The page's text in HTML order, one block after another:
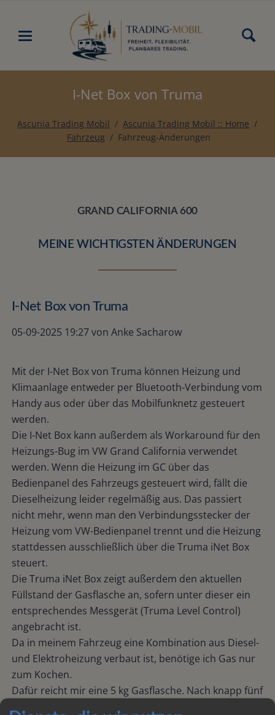
I-Net Box von Truma
Ascunia Trading Mobil
Ascunia Trading Mobil :: Home
Fahrzeug
Fahrzeug-Änderungen
GRAND CALIFORNIA 600
MEINE WICHTIGSTEN ÄNDERUNGEN
I-Net Box von Truma
05-09-2025 19:27von Anke Sacharow
Mit der I-Net Box von Truma können Heizung und
Klimaanlage entweder per Bluetooth-Verbindung vom
Handy aus oder über das Mobilfunknetz gesteuert
werden.
Die I-Net Box kann außerdem als Workaround für den
Heizungs-Bug im VW Grand California verwendet
werden. Wenn die Heizung im GC über das
Bedienpanel des Fahrzeugs gesteuert wird, fällt die
Dieselheizung leider regelmäßig aus. Das passiert
nicht mehr, wenn man den Verbindungsstecker der
Heizung vom VW-Bedienpanel trennt und die Heizung
stattdessen ausschließlich über die Truma iNet Box
steuert.
Die Truma iNet Box zeigt außerdem den aktuellen
Füllstand der Gasflasche an, sofern unter dieser ein
entsprechendes Messgerät (Truma Level Control)
angebracht ist.
Da in meinem Fahrzeug eine Kombination aus Diesel-
und Elektroheizung verbaut ist, benötige ich Gas nur
zum Kochen.
Dafür reicht mir eine 5 kg Gasflasche. Nach knapp fünf
Jahren ist diese immer noch zu etwa 75 % voll.